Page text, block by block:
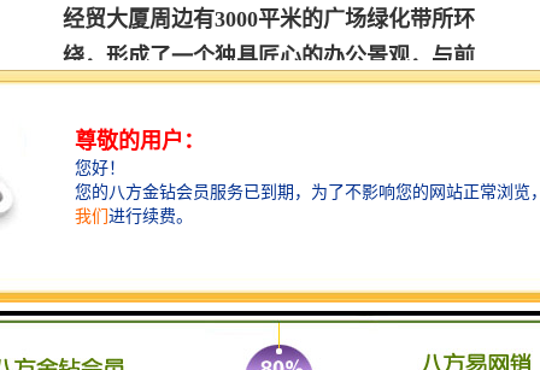
经贸大厦周边有3000平米的广场绿化带所环
绕，形成了一个独具匠心的办公景观，与前
一个生态环保低碳的商务办公环境。
万骏经贸大厦为了更好的获得建筑本身的动
态之感，造型处理上采用建筑体块的相互穿
璃体，强调建筑公共性和高耸的气势，改善
建筑的体型比例关系。外立面上采用竖挺的